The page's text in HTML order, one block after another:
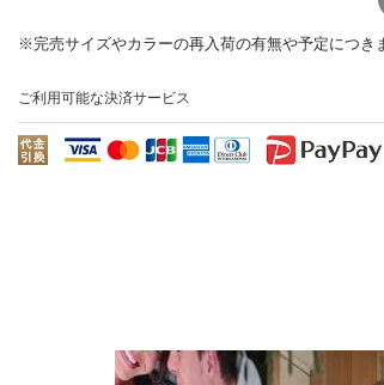
ご利用可能な決済サービス